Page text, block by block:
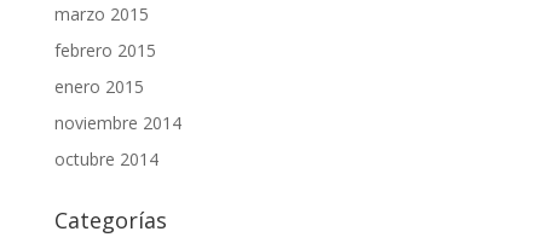
marzo 2015
febrero 2015
enero 2015
noviembre 2014
octubre 2014
Categorías